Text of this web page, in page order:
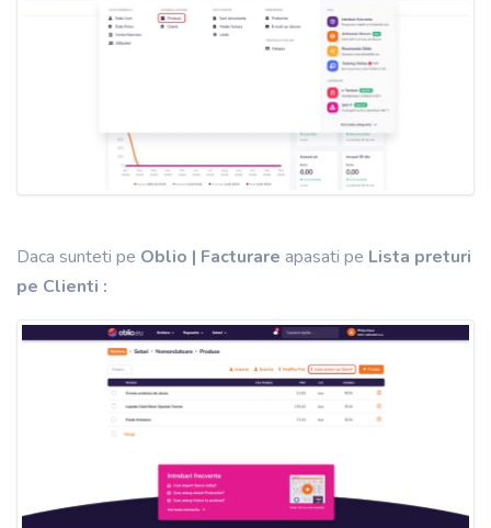
Daca sunteti pe Oblio | Facturare apasati pe Lista preturi
pe Clienti :